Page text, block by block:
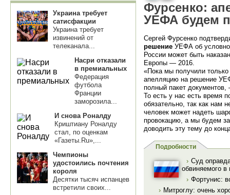
Украина требует
сатисфакции
Украина требует
извинений от
телеканала...
Насри отказали
в премиальных
Федерация
футбола
Франции
заморозила...
И снова Роналду
Криштиану Роналду
стал, по оценкам
«Газеты.Ru»,...
Чемпионы
удостоились почтения
короля
Десятки тысяч испанцев
встретили своих...
Фурсенко:
УЕФА будем
Сергей Фурсенко
решение УЕФА об
России может быть
Европы — 2016.
«Пока мы получили
апелляцию на решение
полный пакет документов,
То есть у нас есть время
обязательно, так как нам
человек может надеть
провокацию, а мы будем
доводить эту тему до
Подробности
› Суд
обвиняемого
› Фортунис:
› Митроглу: очень